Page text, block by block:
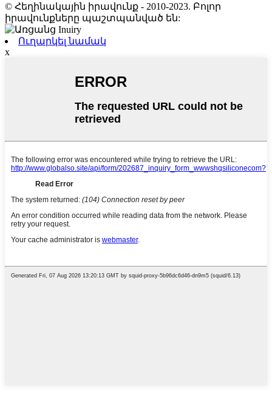
© Հեղինակային իրավունք - 2010-2023. Բոլոր
իրավունքները պաշտպանված են:
Ուղարկել նամակ
x